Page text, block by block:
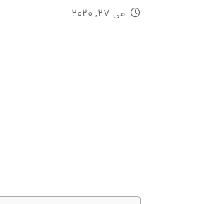
می ۲۷, ۲۰۲۰